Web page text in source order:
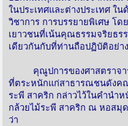
ในประเทศและต่างประเทศ ใ
วิชาการ การบรรยายพิเศษ โ
เยาวชนที่เน้นคุณธรรมจริยธร
เดียวกันกับที่ท่านถือปฏิบัติอย่
คุณูปการของศาสตราจาร
ที่ตระหนักแก่สาธารณชนดังค
ระพี สาคริก กล่าวไว้ในคำนำ
กล้วยไม้ระพี สาคริก ณ หอสมุ
ว่า